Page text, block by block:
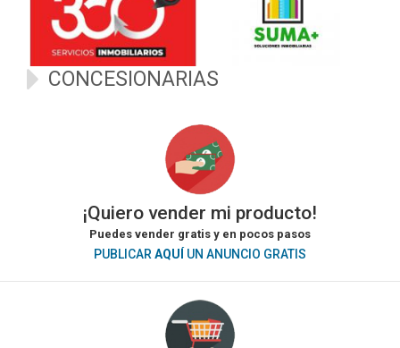
CONCESIONARIAS
¡Quiero vender mi producto!
Puedes vender gratis y en pocos pasos
PUBLICAR AQUÍ UN ANUNCIO GRATIS